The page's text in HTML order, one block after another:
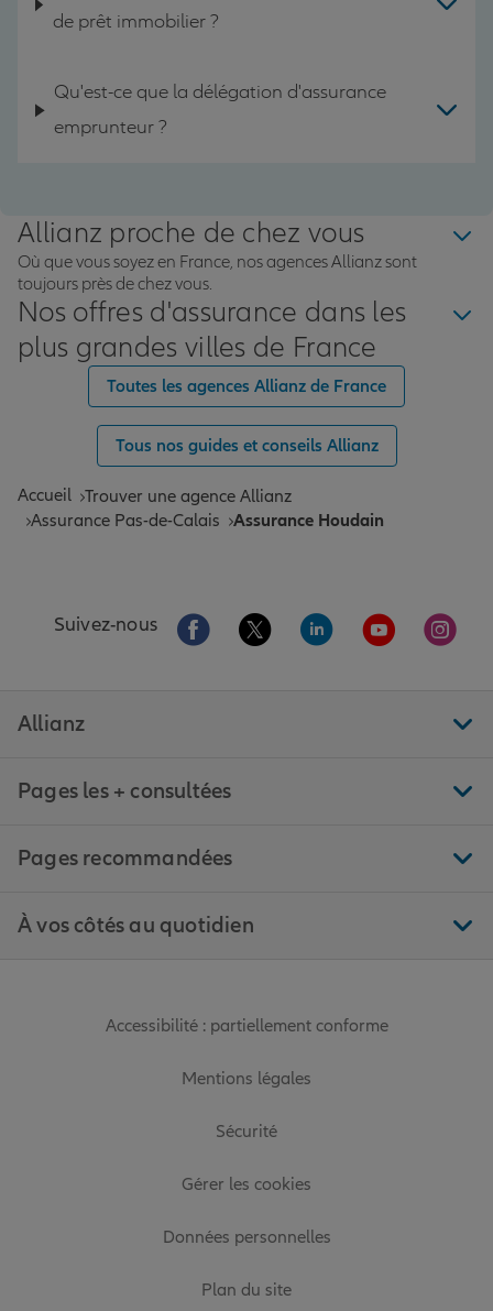
de prêt immobilier ?
Qu'est-ce que la délégation d'assurance
emprunteur ?
Allianz proche de chez vous
Où que vous soyez en France, nos agences Allianz sont
toujours près de chez vous.
Nos offres d'assurance dans les
plus grandes villes de France
Toutes les agences Allianz de France
Tous nos guides et conseils Allianz
Accueil Trouver une agence Allianz
Assurance Pas-de-Calais
Assurance Houdain
Suivez-nous Aller sur la page Facebook de Allianz
Aller sur la page Twitter de
Aller sur la page
Aller sur la
Aller
Allianz
Pages les + consultées
Pages recommandées
À vos côtés au quotidien
Accessibilité : partiellement conforme
Mentions légales
Sécurité
Gérer les cookies
Données personnelles
Plan du site